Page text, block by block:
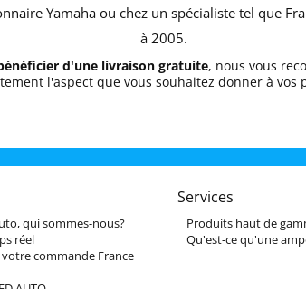
Yamaha ou chez un spécialiste tel que
à 2005.
d'une livraison gratuite, nous vous
l'aspect que vous souhaitez donner à vos
qui sommes-nous?
réel
commande France
Services
Produits haut de
Qu'est-ce qu'une